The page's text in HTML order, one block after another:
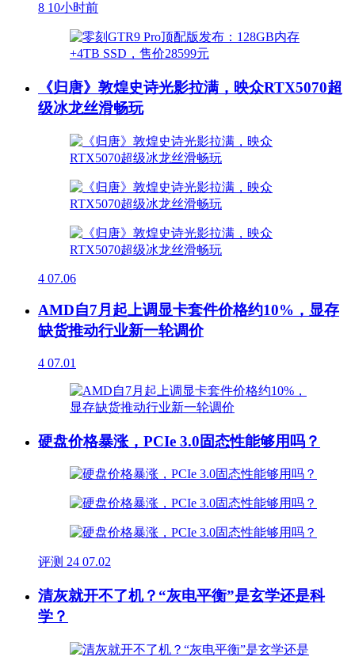
8 10小时前
《归唐》敦煌史诗光影拉满，映众RTX5070超
级冰龙丝滑畅玩
4 07.06
AMD自7月起上调显卡套件价格约10%，显存
缺货推动行业新一轮调价
4 07.01
硬盘价格暴涨，PCIe 3.0固态性能够用吗？
评测 24 07.02
清灰就开不了机？“灰电平衡”是玄学还是科
学？